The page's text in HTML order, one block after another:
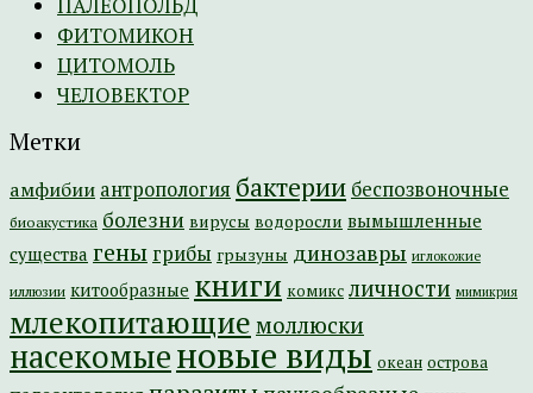
ФИТОМИКОН
ЦИТОМОЛЬ
ЧЕЛОВЕКТОР
Метки
амфибии антропология бактерии беспозвоночные
биоакустика болезни вирусы водоросли вымышленные
существа гены грибы грызуны динозавры иглокожие
иллюзии китообразные книги комикс личности мимикрия
млекопитающие моллюски
насекомыеновые виды океан острова